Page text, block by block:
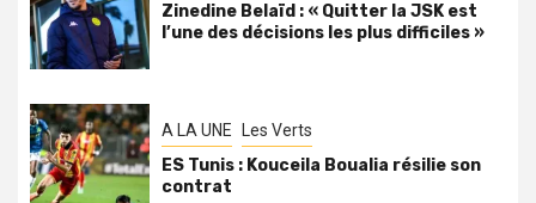
Zinedine Belaïd : « Quitter la JSK est
l’une des décisions les plus difficiles »
A LA UNE Les Verts
ES Tunis : Kouceila Boualia résilie son
contrat